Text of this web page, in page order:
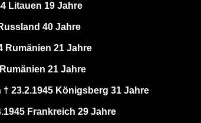
Litauen 19 Jahre
40 Jahre
Rumänien 21 Jahre
21 Jahre
23.2.1945 Königsberg 31 Jahre
Frankreich 29 Jahre